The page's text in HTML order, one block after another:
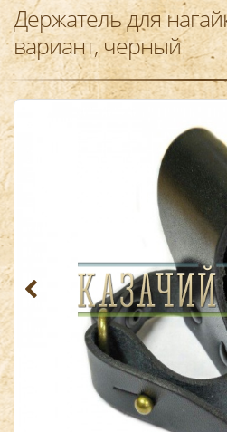
Держатель для
вариант, черный